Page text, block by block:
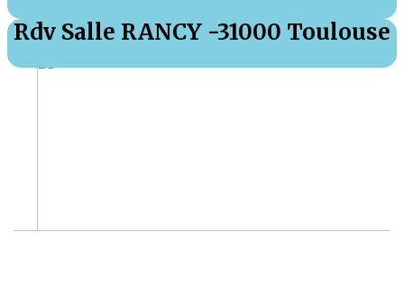
Rdv Salle RANCY -31000 Toulouse